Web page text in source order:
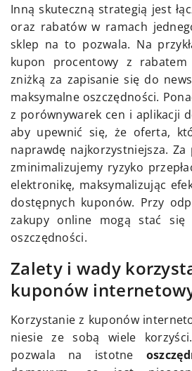
Inną skuteczną strategią jest
oraz rabatów w ramach
sklep na to pozwala. Na
kupon procentowy z rabatem
zniżką za zapisanie się do
maksymalne oszczędności.
z porównywarek cen i aplikacji
aby upewnić się, że oferta,
naprawdę najkorzystniejsza.
zminimalizujemy ryzyko
elektronikę, maksymalizując
dostępnych kuponów. Przy
zakupy online mogą stać się
oszczędności.
Zalety i wady
kuponów
Korzystanie z kuponów
niesie ze sobą wiele
pozwala na istotne